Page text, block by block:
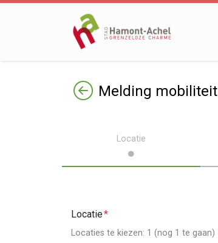
Terug Melding mobiliteit
Locatie
Locatie
Locaties te kiezen: 1 (nog 1 te gaan)